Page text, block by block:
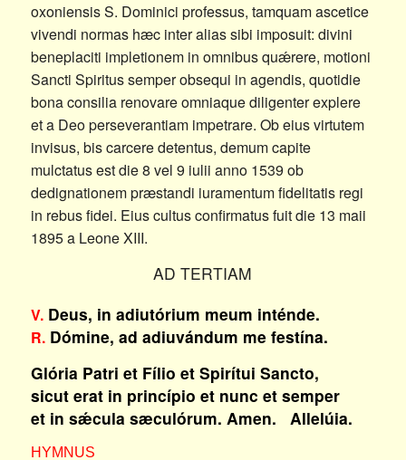
oxoniensis S. Dominici professus, tamquam ascetice
vivendi normas hæc inter alias sibi imposuit: divini
beneplaciti impletionem in omnibus quǽrere, motioni
Sancti Spiritus semper obsequi in agendis, quotidie
bona consilia renovare omniaque diligenter explere
et a Deo perseverantiam impetrare. Ob eius virtutem
invisus, bis carcere detentus, demum capite
mulctatus est die 8 vel 9 iulii anno 1539 ob
dedignationem præstandi iuramentum fidelitatis regi
in rebus fidei. Eius cultus confirmatus fuit die 13 maii
1895 a Leone XIII.
AD TERTIAM
V.Deus, in adiutórium meum inténde.
R.Dómine, ad adiuvándum me festína.
Glória Patri et Fílio et Spirítui Sancto,
sicut erat in princípio et nunc et semper
et in sǽcula sæculórum. Amen. Allelúia.
HYMNUS